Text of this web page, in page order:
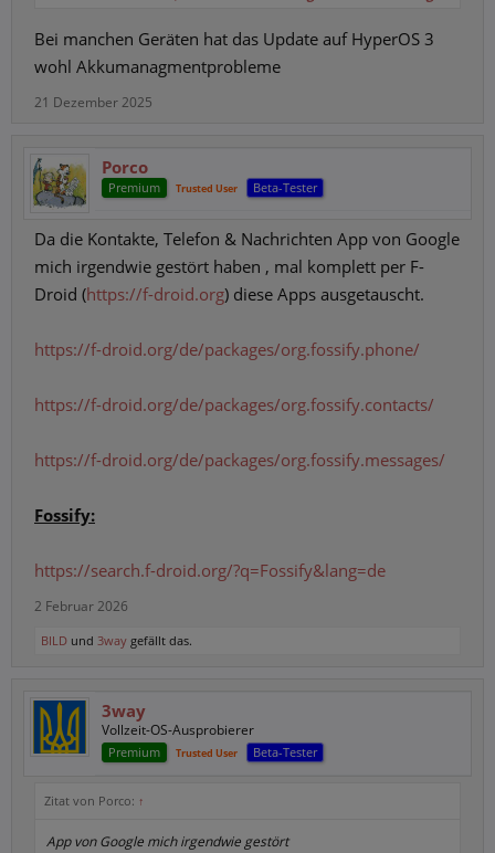
durchzuführen (und wenn ja, wie) oder bleibe ich auf der sicheren
Seite und warte darauf, dass es von Xiaomi durchgeführt wird?
BTW
Nun bin ich schon etliche Jahre hier tätig und habe plötzlich
Probleme mit der Bedienung des Forums, die mir vorher nie
aufgefallen sind. Will ich einem User eine Antwort schicken gebe
ich @ und seinen Namen ein. Schon während der Eingabe
es erscheint der komplette Name in roter Schrift. Das tut er aber
Bei manchen Geräten hat das Update auf HyperOS 3
wohl Akkumanagmentprobleme
21 Dezember 2025
Porco
Premium Trusted User Beta-Tester
Da die Kontakte, Telefon & Nachrichten App von Google
mich irgendwie gestört haben , mal komplett per F-
Droid (https://f-droid.org) diese Apps ausgetauscht.
https://f-droid.org/de/packages/org.fossify.phone/
https://f-droid.org/de/packages/org.fossify.contacts/
https://f-droid.org/de/packages/org.fossify.messages/
Fossify:
https://search.f-droid.org/?q=Fossify&lang=de
2 Februar 2026
BILD und 3way gefällt das.
3way
Vollzeit-OS-Ausprobierer
Premium Trusted User Beta-Tester
Zitat von Porco: ↑
App von Google mich irgendwie gestört